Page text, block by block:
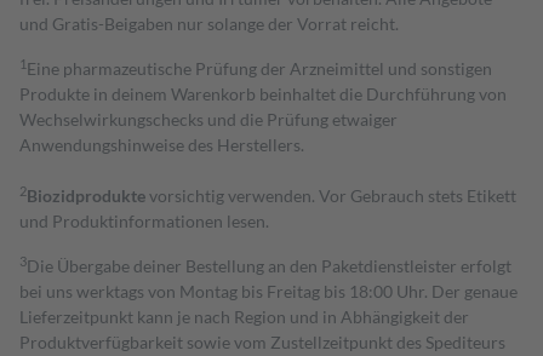
und Gratis-Beigaben nur solange der Vorrat reicht.
1 Eine pharmazeutische Prüfung der Arzneimittel und sonstigen
Produkte in deinem Warenkorb beinhaltet die Durchführung von
Wechselwirkungschecks und die Prüfung etwaiger
Anwendungshinweise des Herstellers.
2Biozidproduktevorsichtig verwenden. Vor Gebrauch stets Etikett
und Produktinformationen lesen.
3Die Übergabe deiner Bestellung an den Paketdienstleister erfolgt
bei uns werktags von Montag bis Freitag bis 18:00 Uhr. Der genaue
Lieferzeitpunkt kann je nach Region und in Abhängigkeit der
Produktverfügbarkeit sowie vom Zustellzeitpunkt des Spediteurs